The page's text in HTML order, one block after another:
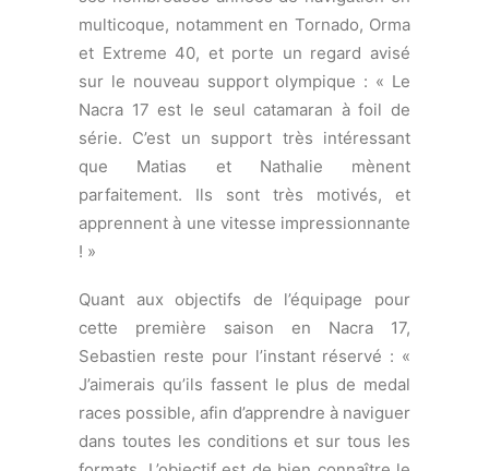
que Matias et Nathalie mènent
parfaitement. Ils sont très motivés, et
apprennent à une vitesse impressionnante
! »
Quant aux objectifs de l’équipage pour
cette première saison en Nacra 17,
Sebastien reste pour l’instant réservé : «
J’aimerais qu’ils fassent le plus de medal
races possible, afin d’apprendre à naviguer
dans toutes les conditions et sur tous les
formats. L’objectif est de bien connaître le
bateau et de découvrir les secrets qu’il
nous cache ! »
© Getty Images